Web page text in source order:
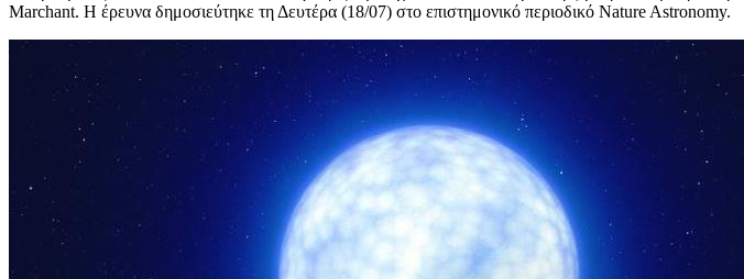
Marchant. Η έρευνα δημοσιεύτηκε τη Δευτέρα (18/07) στο επιστημονικό περιοδικό Nature Astronomy.